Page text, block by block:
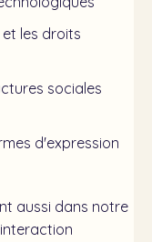
les droits
sociales
d'expression
aussi dans notre